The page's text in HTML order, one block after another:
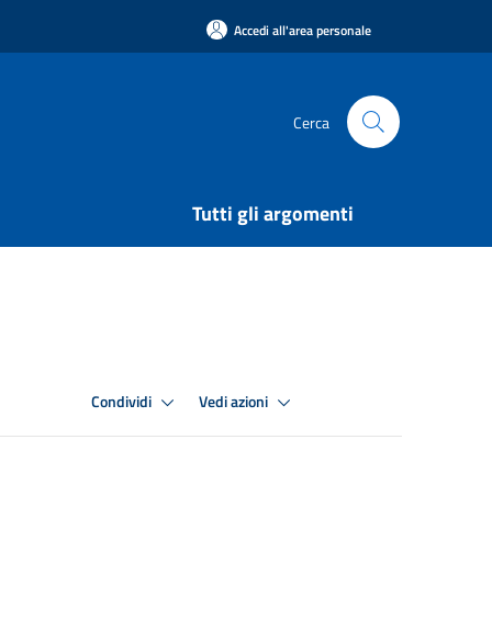
Accedi all'area personale
Cerca
Tutti gli argomenti
Condividi Vedi azioni